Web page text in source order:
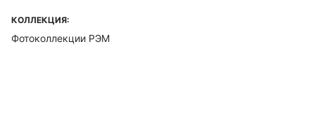
КОЛЛЕКЦИЯ:
Фотоколлекции РЭМ